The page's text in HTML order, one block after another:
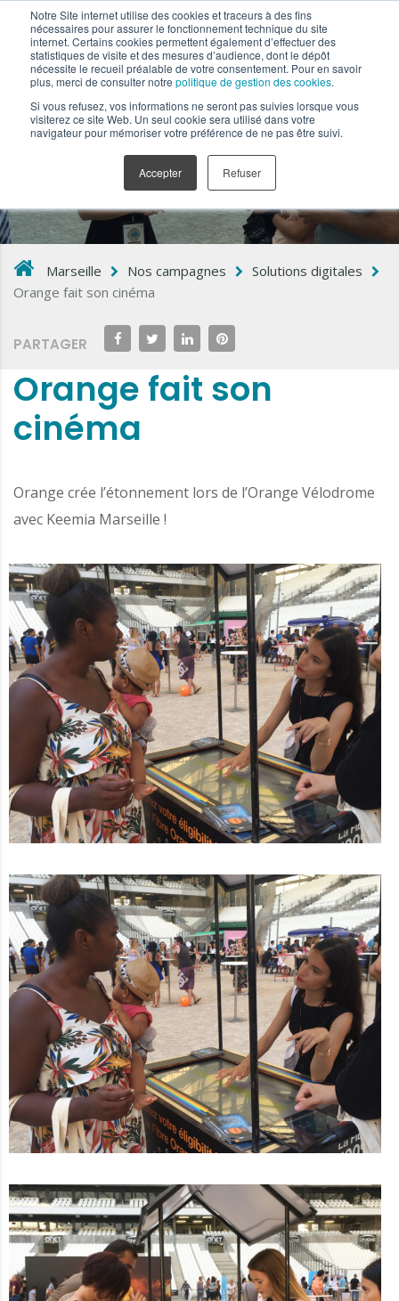
Notre Site internet utilise des cookies et traceurs à des fins
nécessaires pour assurer le fonctionnement technique du site
internet. Certains cookies permettent également d’effectuer des
statistiques de visite et des mesures d’audience, dont le dépôt
nécessite le recueil préalable de votre consentement. Pour en savoir
plus, merci de consulter notre politique de gestion des cookies.
Si vous refusez, vos informations ne seront pas suivies lorsque vous
visiterez ce site Web. Un seul cookie sera utilisé dans votre
navigateur pour mémoriser votre préférence de ne pas être suivi.
Accepter Refuser
Marseille Nos campagnes
Solutions digitales
Orange fait son cinéma
PARTAGER
Orange fait son
cinéma
Orange crée l’étonnement lors de l’Orange Vélodrome
avec Keemia Marseille !